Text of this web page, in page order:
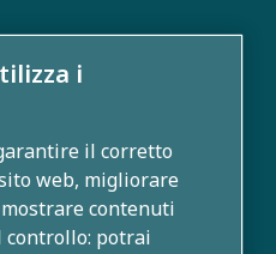
i
il corretto
web, migliorare
contenuti
controllo: potrai